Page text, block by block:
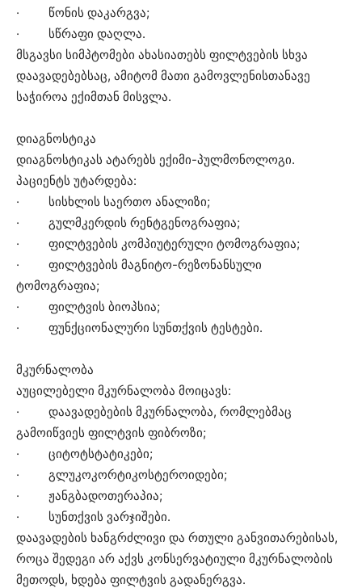
· წონის დაკარგვა;
· სწრაფი დაღლა.
მსგავსი სიმპტომები ახასიათებს ფილტვების სხვა
დაავადებებსაც, ამიტომ მათი გამოვლენისთანავე
საჭიროა ექიმთან მისვლა.
დიაგნოსტიკა
დიაგნოსტიკას ატარებს ექიმი-პულმონოლოგი.
პაციენტს უტარდება:
· სისხლის საერთო ანალიზი;
· გულმკერდის რენტგენოგრაფია;
· ფილტვების კომპიუტერული ტომოგრაფია;
· ფილტვების მაგნიტო-რეზონანსული
ტომოგრაფია;
· ფილტვის ბიოპსია;
· ფუნქციონალური სუნთქვის ტესტები.
მკურნალობა
აუცილებელი მკურნალობა მოიცავს:
· დაავადებების მკურნალობა, რომლებმაც
გამოიწვიეს ფილტვის ფიბროზი;
· ციტოტსტატიკები;
· გლუკოკორტიკოსტეროიდები;
· ჟანგბადოთერაპია;
· სუნთქვის ვარჯიშები.
დაავადების ხანგრძლივი და რთული განვითარებისას,
როცა შედეგი არ აქვს კონსერვატიული მკურნალობის
მეთოდს, ხდება ფილტვის გადანერგვა.